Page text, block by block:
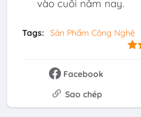
vào cuối năm nay.
Tags:
Sản Phẩm Công Nghệ
Facebook
Sao chép